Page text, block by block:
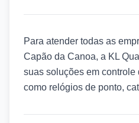
Para atender todas as
Capão da Canoa, a KL
suas soluções em controle
como relógios de ponto,